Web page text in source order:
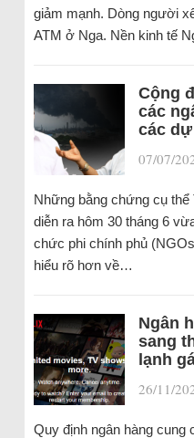
giảm mạnh. Dòng người
ATM ở Nga. Nền kinh tế
Cộng
các
các
07/07/
Những bằng chứng cụ
diễn ra hôm 30 tháng 6
chức phi chính phủ
hiểu rõ hơn về…
Ngân
sang
lạnh
26/11/
Quy định ngân hàng cung